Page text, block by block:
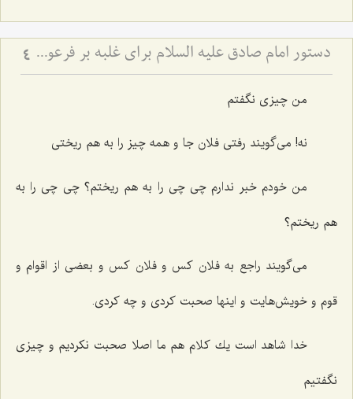
دستور امام صادق علیه السلام برای غلبه بر فرعونیت نفس 4
من چیزی نگفتم‌
نه! می‌گویند رفتی فلان جا و همه چیز را به هم ریختی‌
من خودم خبر ندارم چی چی را به هم ریختم؟ چی چی را به
هم ریختم؟
می‌گویند راجع به فلان كس و فلان كس و بعضی از اقوام و
قوم و خویش‌هایت و اینها صحبت كردی و چه كردی.
خدا شاهد است یك كلام هم ما اصلا صحبت نكردیم و چیزی
نگفتیم‌